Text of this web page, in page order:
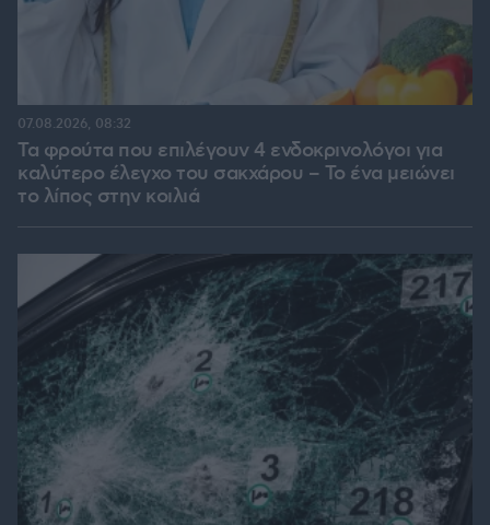
Τα φρούτα που επιλέγουν 4 ενδοκρινολόγοι για
καλύτερο έλεγχο του σακχάρου – Το ένα μειώνει
το λίπος στην κοιλιά
07.08.2026, 08:32